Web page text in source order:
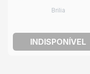
Brilia
INDISPONÍVEL